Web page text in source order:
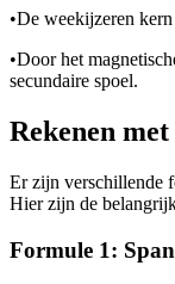
•De weekijzeren
•Door het
secundaire spoel.
Rekenen
Er zijn verschillende
Hier zijn de
Formule 1: